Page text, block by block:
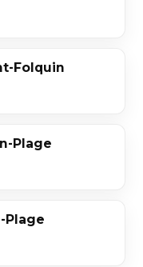
Folquin
Plage
Plage